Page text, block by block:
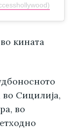
кината
во Сицилија,
во